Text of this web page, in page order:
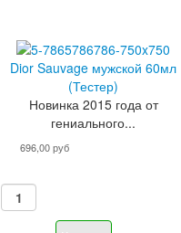
Dior Sauvage мужской 60мл
(Тестер)
Новинка 2015 года от
гениального...
696,00 руб